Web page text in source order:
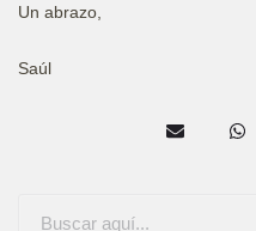
Un abrazo,
Saúl